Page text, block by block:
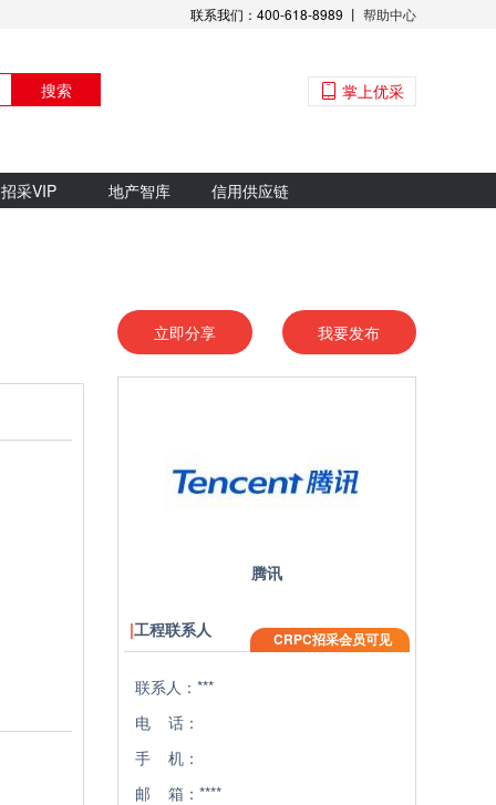
联系我们：400-618-8989 丨 帮助中心
搜索 掌上优采
招采VIP 地产智库 信用供应链
立即分享 我要发布
腾讯
工程联系人 CRPC招采会员可见
联系人：***
电 话：
手 机：
邮 箱：****